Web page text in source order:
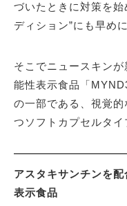
づいたときに対策を
ディション”にも早め
そこでニュースキン
能性表示食品「
の一部である、視覚的
つソフトカプセルタイ
アスタキサンチンを
表示食品